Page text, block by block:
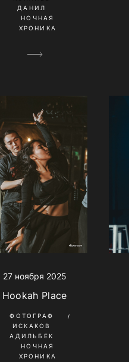
ДАНИЛ
НОЧНАЯ
ХРОНИКА
27 ноября 2025
Hookah Place
ФОТОГРАФ
ИСКАКОВ
АДИЛЬБЕК
НОЧНАЯ
ХРОНИКА